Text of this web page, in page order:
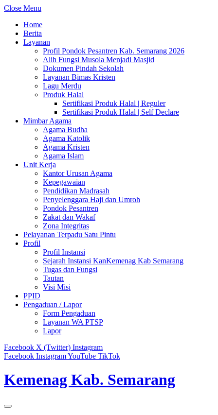
Close Menu
Home
Berita
Layanan
Profil Pondok Pesantren Kab. Semarang 2026
Alih Fungsi Musola Menjadi Masjid
Dokumen Pindah Sekolah
Layanan Bimas Kristen
Lagu Merdu
Produk Halal
Sertifikasi Produk Halal | Reguler
Sertifikasi Produk Halal | Self Declare
Mimbar Agama
Agama Budha
Agama Katolik
Agama Kristen
Agama Islam
Unit Kerja
Kantor Urusan Agama
Kepegawaian
Pendidikan Madrasah
Penyelenggara Haji dan Umroh
Pondok Pesantren
Zakat dan Wakaf
Zona Integritas
Pelayanan Terpadu Satu Pintu
Profil
Profil Instansi
Sejarah Instansi KanKemenag Kab Semarang
Tugas dan Fungsi
Tautan
Visi Misi
PPID
Pengaduan / Lapor
Form Pengaduan
Layanan WA PTSP
Lapor
Facebook X (Twitter) Instagram
Facebook InstagramYouTube TikTok
Kemenag Kab. Semarang